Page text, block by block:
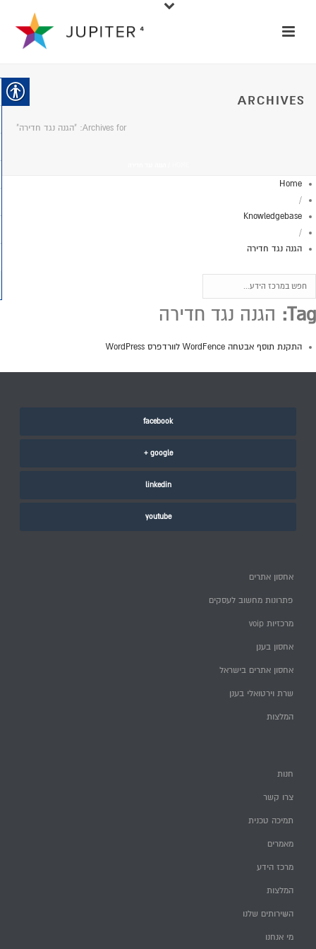
ARCHIVES
Archives for: "הגנה נגד חדירה"
Home
/
Knowledgebase
/
הגנה נגד חדירה
Tag: הגנה נגד חדירה
התקנת תוסף אבטחה WordFence לוורדפרס WordPress
facebook
google +
linkedin
youtube
אחסון אתרים
פתרונות מחשוב לעסקים
מרכזיות voip
אחסון בענן
אחסון אתרים בישראל
שרת וירטואלי בענן
המלצות
חנות
צרו קשר
תמיכה טכנית
מאמרים
מרכז הידע
המלצות
השירותים שלנו
מי אנחנו